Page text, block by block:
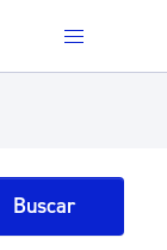
Buscar